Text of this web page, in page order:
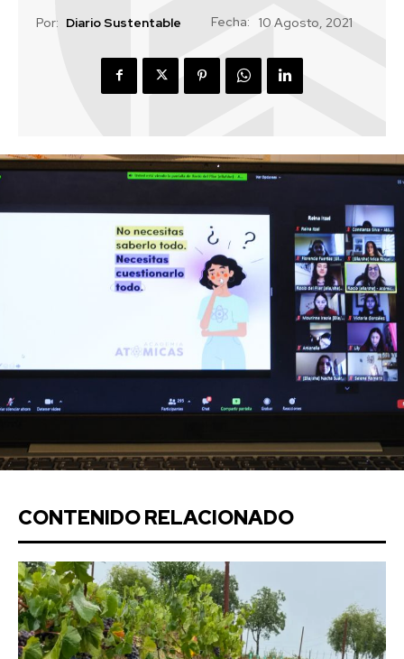
Por: Diario Sustentable Fecha: 10 Agosto, 2021
CONTENIDO RELACIONADO